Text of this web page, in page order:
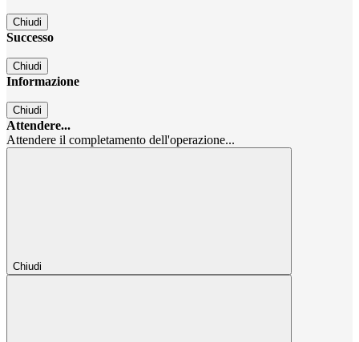
Chiudi
Successo
Chiudi
Informazione
Chiudi
Attendere...
Attendere il completamento dell'operazione...
Chiudi